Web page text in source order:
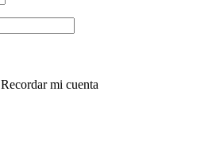
Recordar mi cuenta